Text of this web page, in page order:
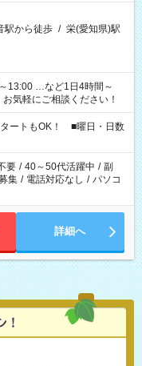
駅から徒歩 / 栄(愛知県)駅
4時間～
お気軽にご相談ください！
ートもOK！ ■曜日・日数
要 / 40～50代活躍中 / 副
集 / 電話対応なし / パソコ
詳細へ